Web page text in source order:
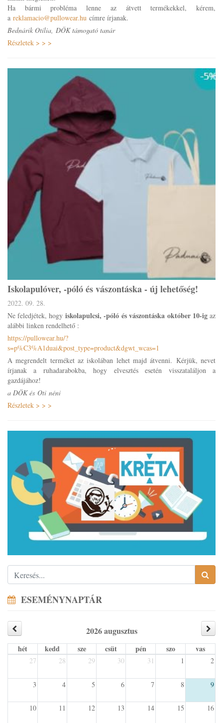
Ha bármi probléma lenne az átvett termékekkel, kérem,
a reklamacio@pullowear.hu címre írjanak.
Bednárik Otília, DÖK támogató tanár
Részletek > > >
Iskolapulóver, -póló és vászontáska - új lehetőség!
2022. 09. 28.
Ne feledjétek, hogyiskolapulcsi, -póló és vászontáska október 10-igaz
alábbi linken rendelhető :
https://pullowear.hu/?
s=p%C3%A1duai&post_type=product&dgwt_wcas=1
A megrendelt terméket az iskolában lehet majd átvenni. Kérjük, nevet
írjanak a ruhadarabokba, hogy elvesztés esetén visszataláljon a
gazdájához!
a DÖK és Oti néni
Részletek > > >
ESEMÉNYNAPTÁR
2026 augusztus
hét kedd sze csüt pén szo vas
27 28 29 30 31 1 2
3 4 5 6 7 8 9
10 11 12 13 14 15 16